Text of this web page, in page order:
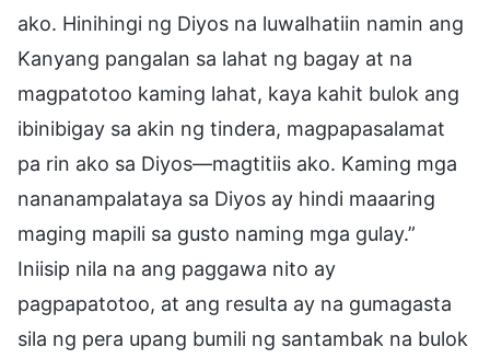
ako. Hinihingi ng Diyos na luwalhatiin namin ang
Kanyang pangalan sa lahat ng bagay at na
magpatotoo kaming lahat, kaya kahit bulok ang
ibinibigay sa akin ng tindera, magpapasalamat
pa rin ako sa Diyos—magtitiis ako. Kaming mga
nananampalataya sa Diyos ay hindi maaaring
maging mapili sa gusto naming mga gulay.”
Iniisip nila na ang paggawa nito ay
pagpapatotoo, at ang resulta ay na gumagasta
sila ng pera upang bumili ng santambak na bulok